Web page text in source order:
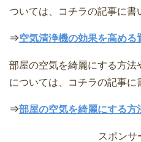
ついては、コチラの記事に書
⇒空気清浄機の効果を高める
部屋の空気を綺麗にする方
については、コチラの記事に
⇒部屋の空気を綺麗にする方
スポンサ